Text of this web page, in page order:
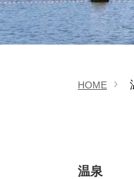
HOME
温泉